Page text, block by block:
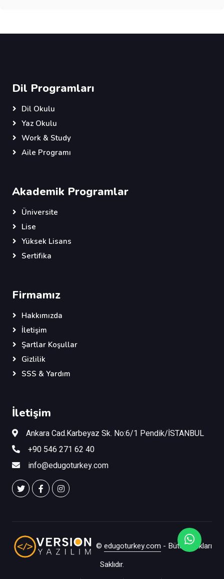
Dil Programları
Dil Okulu
Yaz Okulu
Work & Study
Aile Programı
Akademik Programlar
Üniversite
Lise
Yüksek Lisans
Sertifika
Firmamız
Hakkımızda
İletişim
Şartlar Koşullar
Gizlilik
SSS & Yardım
İletişim
Ankara Cad.Karbeyaz Sk. No:6/1 Pendik/İSTANBUL
+90 546 271 62 40
info@edugoturkey.com
© edugoturkey.com - Bütün Hakları
Saklıdır.